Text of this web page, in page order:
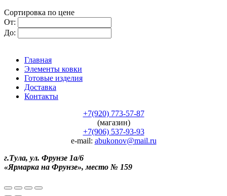
Сортировка по цене
От:
До:
Главная
Элементы ковки
Готовые изделия
Доставка
Контакты
+7(920) 773-57-87
(магазин)
+7(906) 537-93-93
e-mail: abukonov@mail.ru
г.Тула, ул. Фрунзе 1а/6
«Ярмарка на Фрунзе», место № 159